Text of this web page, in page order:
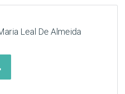
Leal De Almeida